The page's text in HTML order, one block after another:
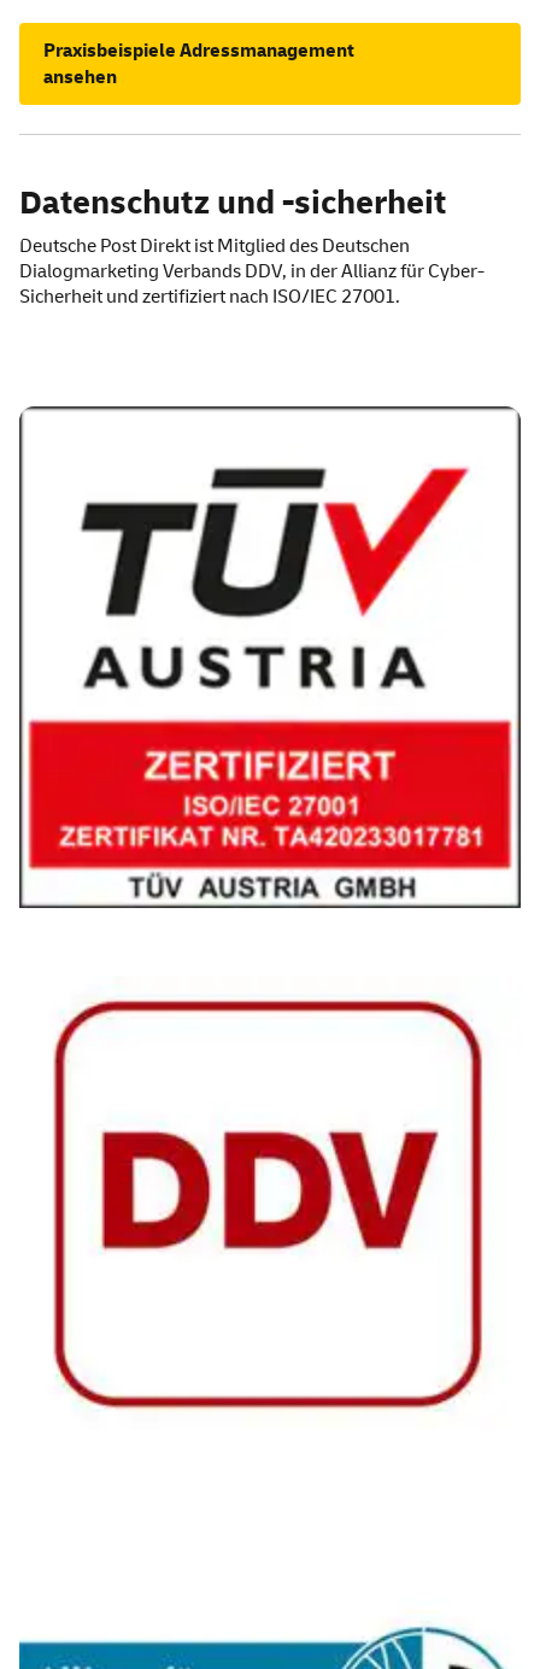
Praxisbeispiele Adressmanagement
ansehen
Datenschutz und -sicherheit
Deutsche Post Direkt ist Mitglied des Deutschen
Dialogmarketing Verbands DDV, in der Allianz für Cyber-
Sicherheit und zertifiziert nach ISO/IEC 27001.